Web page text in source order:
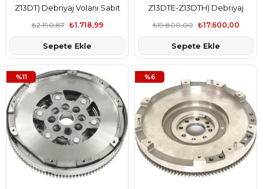
Z13DT) Debriyaj Volanı Sabit
Volmerk Marka 55570196
₺1.718,99
₺2.190,87
Sepete Ekle
Z13DTE-Z13DTH) Debriyaj
Volanı Orjinal Marka 616234
₺17.600,00
₺19.800,00
Sepete Ekle
%11 %6